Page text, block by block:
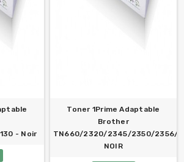
- Noir
Toner 1Prime Adaptable
Brother
TN660/2320/2345/2350/2356/
NOIR